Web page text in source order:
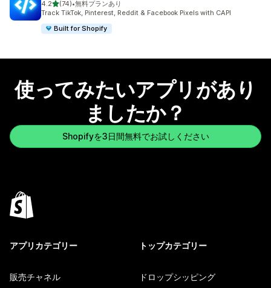
4.25つ星中
(74)
合計レビュー数：74件
•無料プランあり
Track TikTok, Pinterest, Reddit & Facebook Pixels with CAPI
Built for Shopify
使ってみたいアプリがあり
ましたか？
Shopifyを3日間無料でお試しください
アプリカテゴリー
販売チャネル
トップカテゴリー
ドロップシッピング